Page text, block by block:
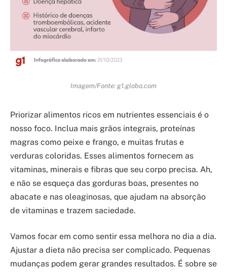
Imagem/Fonte: g1.globo.com
Priorizar alimentos ricos em nutrientes essenciais é o
nosso foco. Inclua mais grãos integrais, proteínas
magras como peixe e frango, e muitas frutas e
verduras coloridas. Esses alimentos fornecem as
vitaminas, minerais e fibras que seu corpo precisa. Ah,
e não se esqueça das gorduras boas, presentes no
abacate e nas oleaginosas, que ajudam na absorção
de vitaminas e trazem saciedade.
Vamos focar em como sentir essa melhora no dia a dia.
Ajustar a dieta não precisa ser complicado. Pequenas
mudanças podem gerar grandes resultados. É sobre se